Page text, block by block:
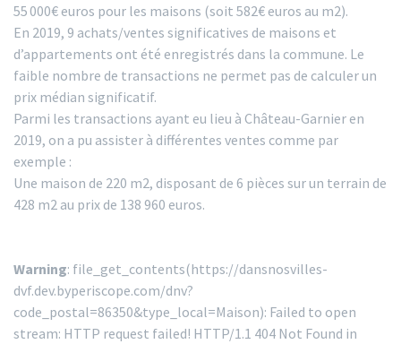
55 000€ euros pour les maisons (soit 582€ euros au m2).
En 2019, 9 achats/ventes significatives de maisons et
d’appartements ont été enregistrés dans la commune. Le
faible nombre de transactions ne permet pas de calculer un
prix médian significatif.
Parmi les transactions ayant eu lieu à Château-Garnier en
2019, on a pu assister à différentes ventes comme par
exemple :
Une maison de 220 m2, disposant de 6 pièces sur un terrain de
428 m2 au prix de 138 960 euros.
Warning: file_get_contents(https://dansnosvilles-
dvf.dev.byperiscope.com/dnv?
code_postal=86350&type_local=Maison): Failed to open
stream: HTTP request failed! HTTP/1.1 404 Not Found in